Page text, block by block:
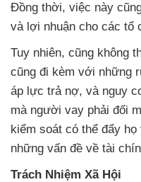
Đồng thời, việc này
và lợi nhuận cho các tổ
Tuy nhiên, cũng không
cũng đi kèm với những
áp lực trả nợ, và nguy
mà người vay phải đối
kiểm soát có thể đẩy
những vấn đề về tài
Trách Nhiệm Xã Hội